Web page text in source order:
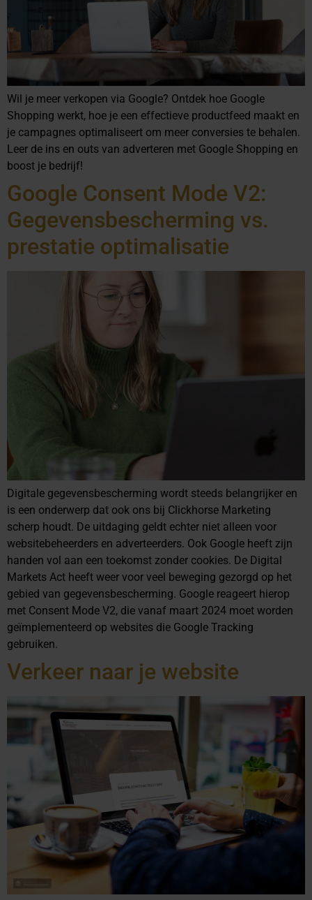
Wil je meer verkopen via Google? Ontdek hoe Google
Shopping werkt, hoe je een effectieve productfeed maakt en
je campagnes optimaliseert om meer conversies te behalen.
Leer de ins en outs van adverteren met Google Shopping en
boost je bedrijf!
Google Consent Mode V2:
Gegevensbescherming vs.
prestatie optimalisatie
Digitale gegevensbescherming wordt steeds belangrijker en
is een onderwerp dat ook ons bij Clickhorse Marketing
scherp houdt. De uitdaging geldt echter niet alleen voor
websitebeheerders en adverteerders. Ook Google heeft zijn
handen vol aan een toekomst zonder cookies. De Digital
Markets Act heeft weer voor veel beweging gezorgd op het
gebied van gegevensbescherming. Google reageert hierop
met Consent Mode V2, die vanaf maart 2024 moet worden
geïmplementeerd op websites die Google Tracking
gebruiken.
Verkeer naar je website